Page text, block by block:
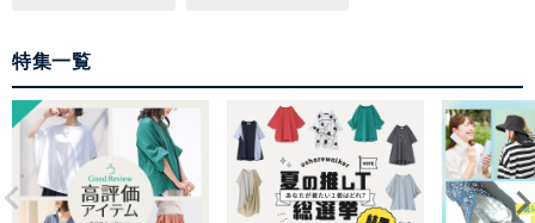
特集一覧